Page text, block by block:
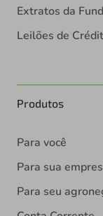
Extratos da
Leilões de
Produtos
Para você
Para sua
Para seu